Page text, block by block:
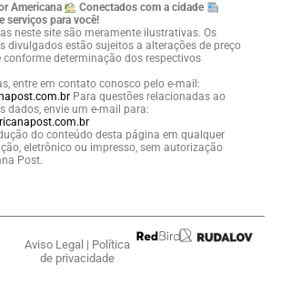
Americana
Conectados com a cidade
serviços para você!
neste site são meramente ilustrativas. Os
divulgados estão sujeitos a alterações de preço
determinação dos respectivos
entre em contato conosco pelo e-mail:
Para questões relacionadas ao
dados, envie um e-mail para:
do conteúdo desta página em qualquer
eletrônico ou impresso, sem autorização
Post.
Aviso Legal | Política
de privacidade